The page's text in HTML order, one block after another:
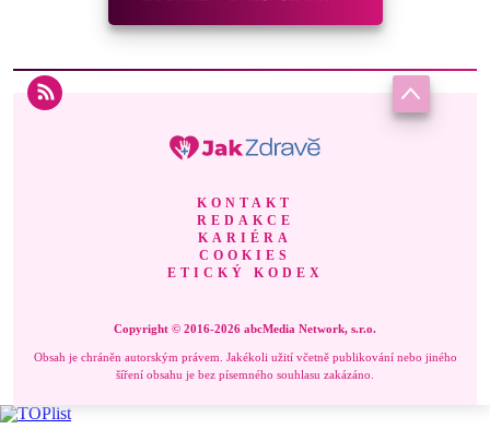
KONTAKT
REDAKCE
KARIÉRA
COOKIES
ETICKÝ KODEX
Copyright © 2016-2026 abcMedia Network, s.r.o.
Obsah je chráněn autorským právem. Jakékoli užití včetně publikování nebo jiného
šíření obsahu je bez písemného souhlasu zakázáno.